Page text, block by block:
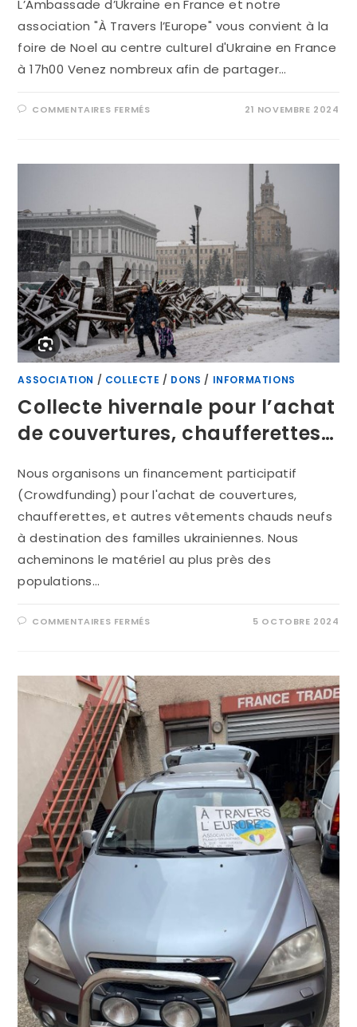
L’Ambassade d’Ukraine en France et notre
association "À Travers l’Europe" vous convient à la
foire de Noel au centre culturel d'Ukraine en France
à 17h00 Venez nombreux afin de partager…
COMMENTAIRES FERMÉS 21 NOVEMBRE 2024
ASSOCIATION / COLLECTE / DONS / INFORMATIONS
Collecte hivernale pour l’achat
de couvertures, chaufferettes…
Nous organisons un financement participatif
(Crowdfunding) pour l'achat de couvertures,
chaufferettes, et autres vêtements chauds neufs
à destination des familles ukrainiennes. Nous
acheminons le matériel au plus près des
populations…
COMMENTAIRES FERMÉS 5 OCTOBRE 2024